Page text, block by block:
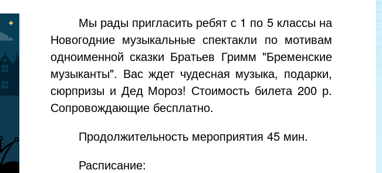
Мы рады пригласить ребят с 1 по 5 классы на
Новогодние музыкальные спектакли по мотивам
одноименной сказки Братьев Гримм "Бременские
музыканты". Вас ждет чудесная музыка, подарки,
сюрпризы и Дед Мороз! Стоимость билета 200 р.
Сопровождающие бесплатно.
Продолжительность мероприятия 45 мин.
Расписание: